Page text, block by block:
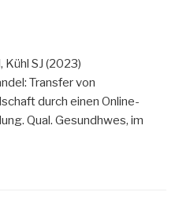
Kühl SJ (2023)
Transfer von
durch einen Online-
Qual. Gesundhwes, im